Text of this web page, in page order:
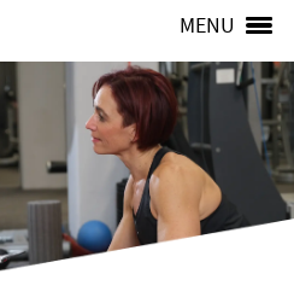
MENU